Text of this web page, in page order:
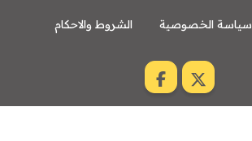
سياسة الخصوصية الشروط والاحكام